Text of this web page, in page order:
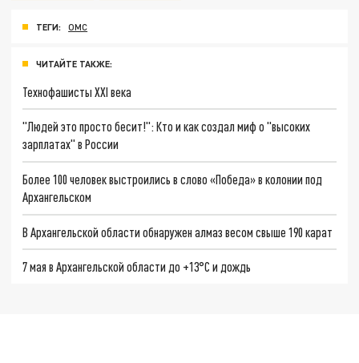
ТЕГИ: ОМС
ЧИТАЙТЕ ТАКЖЕ:
Технофашисты XXI века
"Людей это просто бесит!": Кто и как создал миф о "высоких
зарплатах" в России
Более 100 человек выстроились в слово «Победа» в колонии под
Архангельском
В Архангельской области обнаружен алмаз весом свыше 190 карат
7 мая в Архангельской области до +13°C и дождь